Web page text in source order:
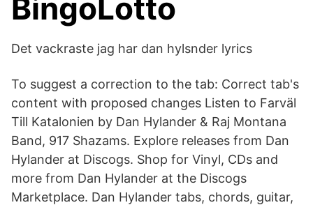
BingoLotto
Det vackraste jag har dan hylsnder lyrics
To suggest a correction to the tab: Correct tab's
content with proposed changes Listen to Farväl
Till Katalonien by Dan Hylander & Raj Montana
Band, 917 Shazams. Explore releases from Dan
Hylander at Discogs. Shop for Vinyl, CDs and
more from Dan Hylander at the Discogs
Marketplace. Dan Hylander tabs, chords, guitar,